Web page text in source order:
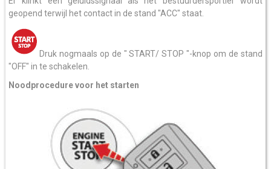
geopend terwijl het contact in de stand "ACC" staat.
Druk nogmaals op de " START/ STOP "-knop om de stand
"OFF" in te schakelen.
Noodprocedure voor het starten